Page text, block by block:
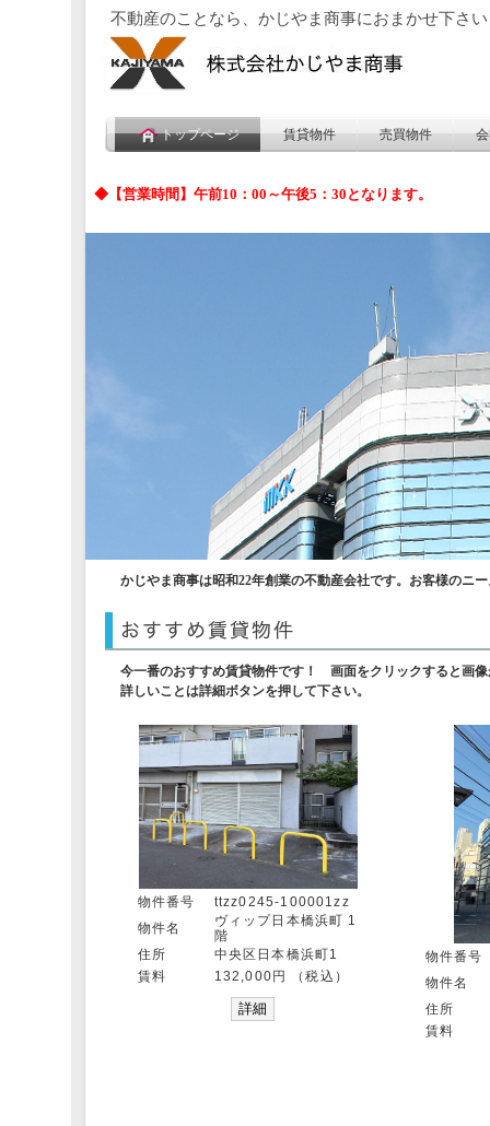
不動産のことなら、かじやま商事におまかせ下さい
トップページ 賃貸物件 売買物件
◆【営業時間】午前10：00～午後5：30となります。
かじやま商事は昭和22年創業の不動産会社です。お客様のニー
今一番のおすすめ賃貸物件です！ 画面をクリックすると画像
詳しいことは詳細ボタンを押して下さい。
物件番号
ttzz0245-100001zz
物件名
ヴィップ日本橋浜町 1
階
住所
中央区日本橋浜町1
賃料
132,000円 （税込）
物件番号
物件名
住所
賃料